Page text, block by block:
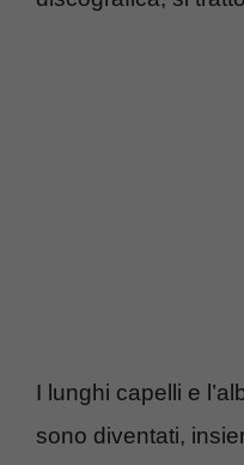
I lunghi capelli e
sono diventati,